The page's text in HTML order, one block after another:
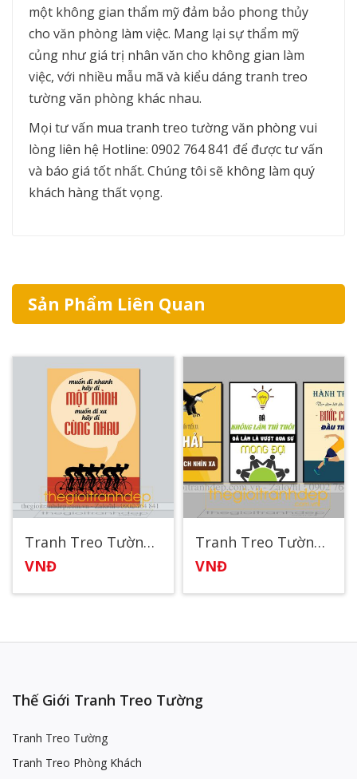
một không gian thẩm mỹ đảm bảo phong thủy
cho văn phòng làm việc. Mang lại sự thẩm mỹ
củng như giá trị nhân văn cho không gian làm
việc, với nhiều mẫu mã và kiểu dáng tranh treo
tường văn phòng khác nhau.
Mọi tư vấn mua tranh treo tường văn phòng vui
lòng liên hệ Hotline: 0902 764 841 để được tư vấn
và báo giá tốt nhất. Chúng tôi sẽ không làm quý
khách hàng thất vọng.
Sản Phẩm Liên Quan
Tranh Treo Tường Động Lực 34
VNĐ
Tranh Treo Tường Động Lực 28
VNĐ
Thế Giới Tranh Treo Tường
Tranh Treo Tường
Tranh Treo Phòng Khách